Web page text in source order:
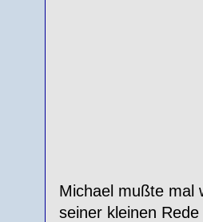
Michael mußte mal
seiner kleinen